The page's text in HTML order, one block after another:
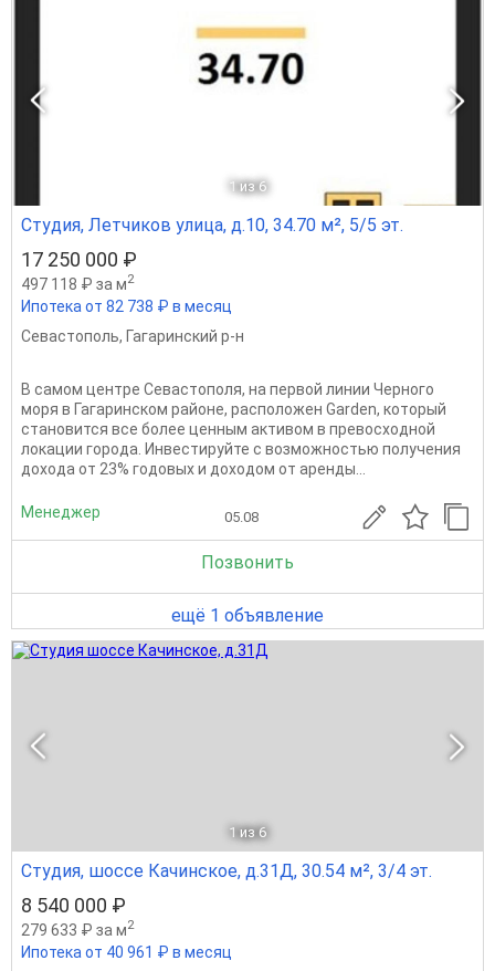
1 из 6
Студия, Летчиков улица, д.10, 34.70 м², 5/5 эт.
17 250 000 ₽
497 118 ₽ за м2
Ипотека от 82 738 ₽ в месяц
Севастополь, Гагаринский р-н
В самом центре Севастополя, на первой линии Черного
моря в Гагаринском районе, расположен Garden, который
становится все более ценным активом в превосходной
локации города. Инвестируйте с возможностью получения
дохода от 23% годовых и доходом от аренды...
Менеджер 05.08
Позвонить
ещё 1 объявление
1 из 6
Студия, шоссе Качинское, д.31Д, 30.54 м², 3/4 эт.
8 540 000 ₽
279 633 ₽ за м2
Ипотека от 40 961 ₽ в месяц